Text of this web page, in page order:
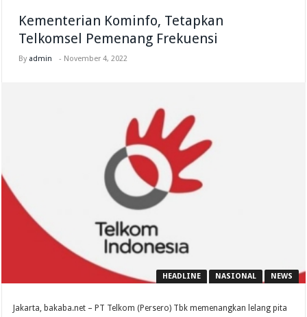
Kementerian Kominfo, Tetapkan
Telkomsel Pemenang Frekuensi
By admin - November 4, 2022
HEADLINE NASIONAL NEWS
Jakarta, bakaba.net – PT Telkom (Persero) Tbk memenangkan lelang pita